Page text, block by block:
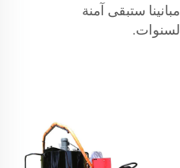
مبانينا ستبقى آمنة
لسنوات.